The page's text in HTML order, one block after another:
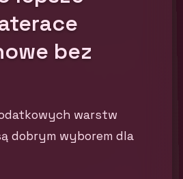
bez
warstw
dobrym wyborem dla